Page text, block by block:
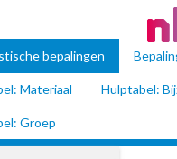
bepalingen
Materiaal Hulptabel:
Groep